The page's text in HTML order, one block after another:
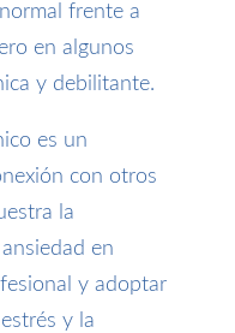
frente a
en algunos
y debilitante.
es un
con otros
la
en
y adoptar
y la